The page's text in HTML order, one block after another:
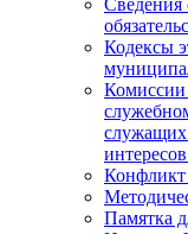
Сведения
Кодексы
служащих
Конфликт
Памятка